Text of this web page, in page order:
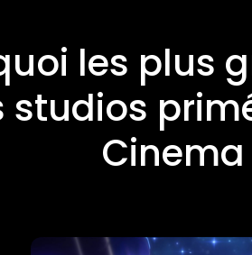
les plus
studios
Cinema